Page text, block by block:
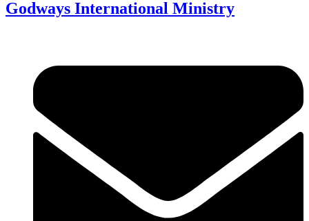
Godways International Ministry